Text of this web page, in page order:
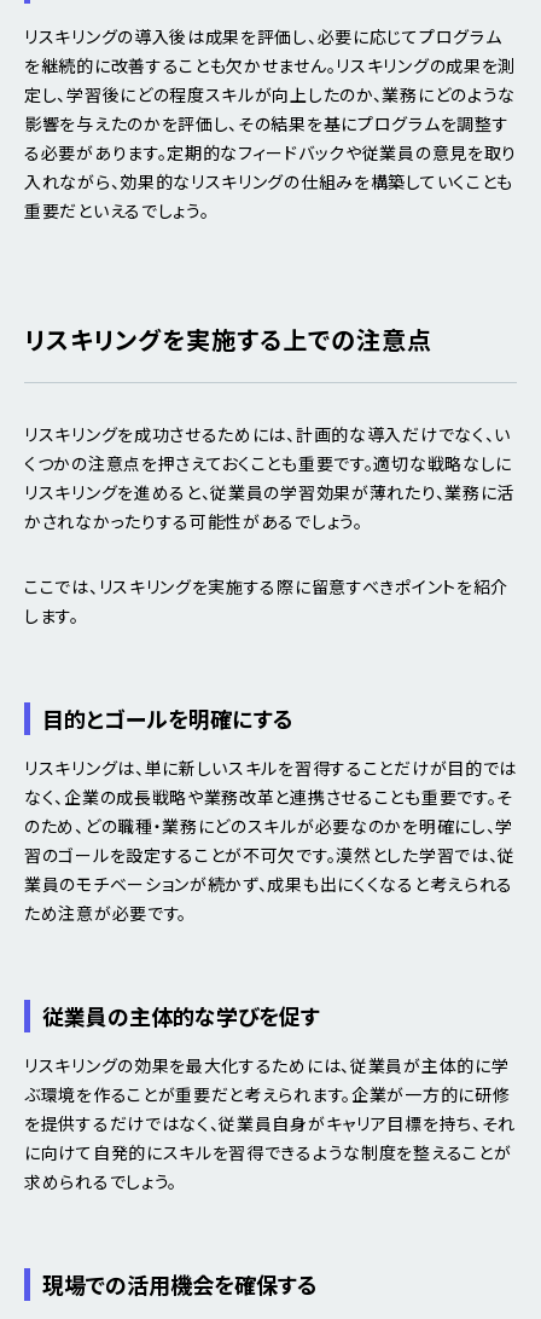
リスキリングの導入後は成果を評価し、必要に応じてプログラム
を継続的に改善することも欠かせません。リスキリングの成果を測
定し、学習後にどの程度スキルが向上したのか、業務にどのような
影響を与えたのかを評価し、その結果を基にプログラムを調整す
る必要があります。定期的なフィードバックや従業員の意見を取り
入れながら、効果的なリスキリングの仕組みを構築していくことも
重要だといえるでしょう。
リスキリングを実施する上での注意点
リスキリングを成功させるためには、計画的な導入だけでなく、い
くつかの注意点を押さえておくことも重要です。適切な戦略なしに
リスキリングを進めると、従業員の学習効果が薄れたり、業務に活
かされなかったりする可能性があるでしょう。
ここでは、リスキリングを実施する際に留意すべきポイントを紹介
します。
目的とゴールを明確にする
リスキリングは、単に新しいスキルを習得することだけが目的では
なく、企業の成長戦略や業務改革と連携させることも重要です。そ
のため、どの職種・業務にどのスキルが必要なのかを明確にし、学
習のゴールを設定することが不可欠です。漠然とした学習では、従
業員のモチベーションが続かず、成果も出にくくなると考えられる
ため注意が必要です。
従業員の主体的な学びを促す
リスキリングの効果を最大化するためには、従業員が主体的に学
ぶ環境を作ることが重要だと考えられます。企業が一方的に研修
を提供するだけではなく、従業員自身がキャリア目標を持ち、それ
に向けて自発的にスキルを習得できるような制度を整えることが
求められるでしょう。
現場での活用機会を確保する